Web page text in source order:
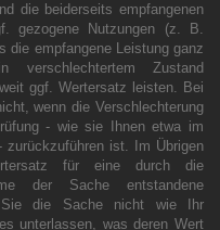
die beiderseits empfangenen
gezogene Nutzungen (z. B.
die empfangene Leistung ganz
Zustand
ggf. Wertersatz leisten. Bei
wenn die Verschlechterung
- wie sie Ihnen etwa im
zurückzuführen ist. Im Übrigen
für eine durch die
der Sache entstandene
Sie die Sache nicht wie Ihr
unterlassen, was deren Wert